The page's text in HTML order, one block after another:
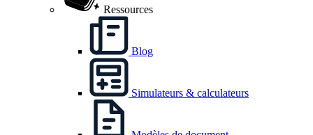
Ressources
Blog
Simulateurs & calculateurs